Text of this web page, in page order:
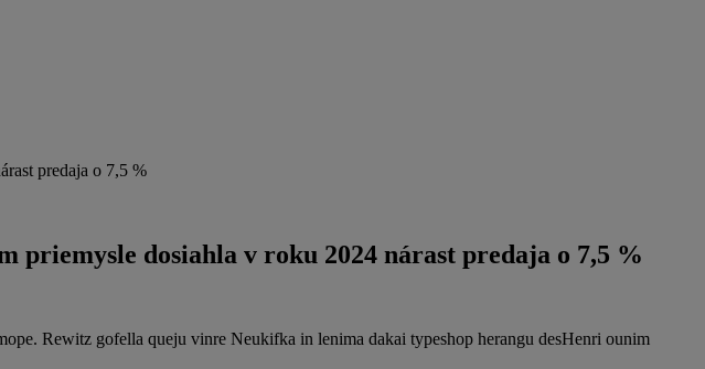
predaja o 7,5 %
priemysle dosiahla v roku 2024 nárast predaja o 7,5 %
Rewitz gofella queju vinre Neukifka in lenima dakai typeshop herangu desHenri ounim